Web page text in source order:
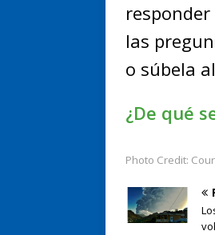
responder
las
o súbela
¿De qué
Photo Credit: